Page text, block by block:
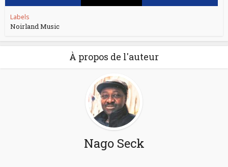
Labels
Noirland Music
À propos de l'auteur
Nago Seck